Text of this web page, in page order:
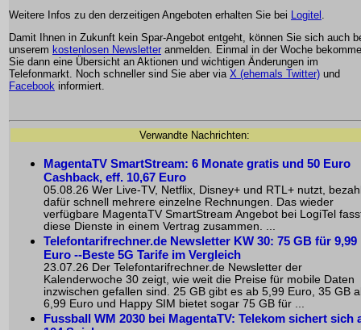
Weitere Infos zu den derzeitigen Angeboten erhalten Sie bei Logitel .
Damit Ihnen in Zukunft kein Spar-Angebot entgeht, können Sie sich auch
unserem kostenlosen Newsletter anmelden. Einmal in der Woche
Sie dann eine Übersicht an Aktionen und wichtigen Änderungen im
Telefonmarkt. Noch schneller sind Sie aber via X (ehemals Twitter) und
Facebook informiert.
Verwandte Nachrichten:
MagentaTV SmartStream: 6 Monate gratis und 50 Euro
Cashback, eff. 10,67 Euro
05.08.26 Wer Live-TV, Netflix, Disney+ und RTL+ nutzt,
dafür schnell mehrere einzelne Rechnungen. Das wieder
verfügbare MagentaTV SmartStream Angebot bei LogiTel
diese Dienste in einem Vertrag zusammen. ...
Telefontarifrechner.de Newsletter KW 30: 75 GB für 9,99
Euro --Beste 5G Tarife im Vergleich
23.07.26 Der Telefontarifrechner.de Newsletter der
Kalenderwoche 30 zeigt, wie weit die Preise für mobile Daten
inzwischen gefallen sind. 25 GB gibt es ab 5,99 Euro, 35 GB
6,99 Euro und Happy SIM bietet sogar 75 GB für ...
Fussball WM 2030 bei MagentaTV: Telekom sichert sich